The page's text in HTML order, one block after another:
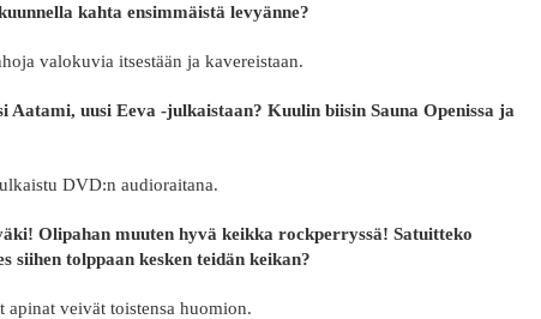
kahta ensimmäistä levyänne?
valokuvia itsestään ja kavereistaan.
Aatami, uusi Eeva -julkaistaan? Kuulin biisin Sauna Openissa ja
DVD:n audioraitana.
Olipahan muuten hyvä keikka rockperryssä! Satuitteko
siihen tolppaan kesken teidän keikan?
veivät toistensa huomion.